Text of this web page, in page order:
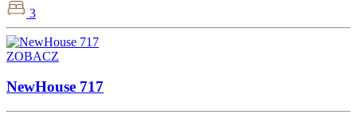
3
ZOBACZ
NewHouse 717